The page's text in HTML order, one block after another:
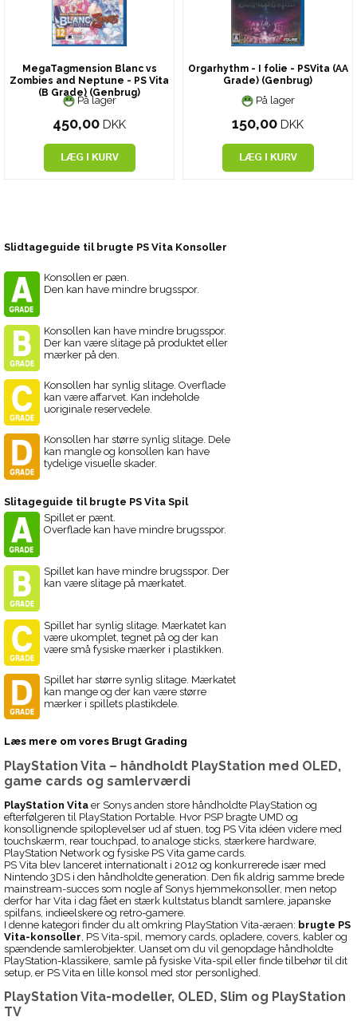
MegaTagmension Blanc vs
Zombies and Neptune - PS Vita
(B Grade) (Genbrug)
På lager
450,00 DKK
Orgarhythm - I folie - PSVita (AA
Grade) (Genbrug)
På lager
150,00 DKK
Slidtageguide til brugte PS Vita Konsoller
Konsollen er pæn.
Den kan have mindre brugsspor.
Konsollen kan have mindre brugsspor.
Der kan være slitage på produktet eller
mærker på den.
Konsollen har synlig slitage. Overflade
kan være affarvet. Kan indeholde
uoriginale reservedele.
Konsollen har større synlig slitage. Dele
kan mangle og konsollen kan have
tydelige visuelle skader.
Slitageguide til brugte PS Vita Spil
Spillet er pænt.
Overflade kan have mindre brugsspor.
Spillet kan have mindre brugsspor. Der
kan være slitage på mærkatet.
Spillet har synlig slitage. Mærkatet kan
være ukomplet, tegnet på og der kan
være små fysiske mærker i plastikken.
Spillet har større synlig slitage. Mærkatet
kan mange og der kan være større
mærker i spillets plastikdele.
Læs mere om vores Brugt Grading
PlayStation Vita – håndholdt PlayStation med OLED,
game cards og samlerværdi
PlayStation Vita er Sonys anden store håndholdte PlayStation og
efterfølgeren til PlayStation Portable. Hvor PSP bragte UMD og
konsollignende spiloplevelser ud af stuen, tog PS Vita idéen videre med
touchskærm, rear touchpad, to analoge sticks, stærkere hardware,
PlayStation Network og fysiske PS Vita game cards.
PS Vita blev lanceret internationalt i 2012 og konkurrerede især med
Nintendo 3DS i den håndholdte generation. Den fik aldrig samme brede
mainstream-succes som nogle af Sonys hjemmekonsoller, men netop
derfor har Vita i dag fået en stærk kultstatus blandt samlere, japanske
spilfans, indieelskere og retro-gamere.
I denne kategori finder du alt omkring PlayStation Vita-æraen: brugte PS
Vita-konsoller , PS Vita-spil, memory cards, opladere, covers, kabler og
spændende samlerobjekter. Uanset om du vil genopdage håndholdte
PlayStation-klassikere, samle på fysiske Vita-spil eller finde tilbehør til dit
setup, er PS Vita en lille konsol med stor personlighed.
PlayStation Vita-modeller, OLED, Slim og PlayStation
TV